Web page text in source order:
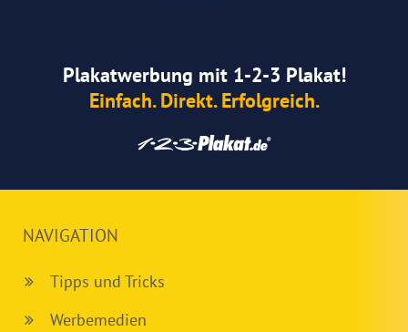
Plakatwerbung mit 1-2-3 Plakat!
Einfach. Direkt. Erfolgreich.
NAVIGATION
Tipps und Tricks
Werbemedien